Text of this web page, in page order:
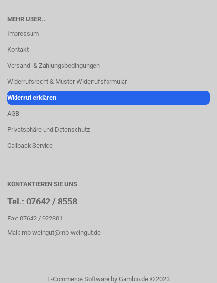
MEHR ÜBER...
Impressum
Kontakt
Versand- & Zahlungsbedingungen
Widerrufsrecht & Muster-Widerrufsformular
Widerruf erklären
AGB
Privatsphäre und Datenschutz
Callback Service
KONTAKTIEREN SIE UNS
Tel.: 07642 / 8558
Fax: 07642 / 922301
Mail: mb-weingut@mb-weingut.de
E-Commerce Software by Gambio.de © 2023